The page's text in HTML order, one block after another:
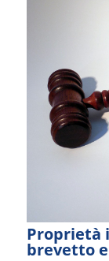
Proprietà
brevetto